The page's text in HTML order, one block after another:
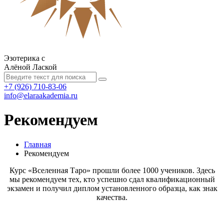
Эзотерика с
Алёной Лаской
+7 (926) 710-83-06
info@elaraakademia.ru
Рекомендуем
Главная
Рекомендуем
Курс «Вселенная Таро» прошли более 1000 учеников. Здесь
мы рекомендуем тех, кто успешно сдал квалификационный
экзамен и получил диплом установленного образца, как знак
качества.